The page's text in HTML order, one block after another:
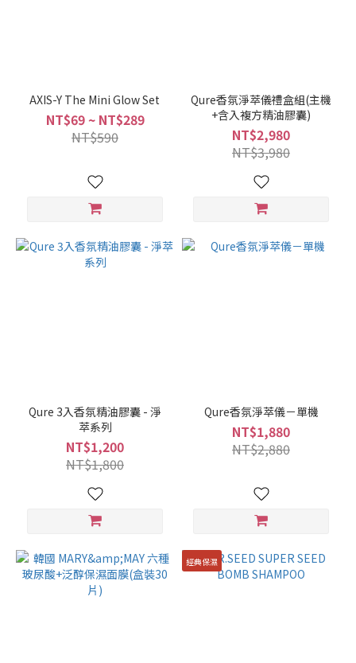
AXIS-Y The Mini Glow Set
NT$69 ~ NT$289
NT$590
Qure香氛淨萃儀禮盒組(主機
+含入複方精油膠囊)
NT$2,980
NT$3,980
Qure 3入香氛精油膠囊 - 淨
萃系列
NT$1,200
NT$1,800
Qure香氛淨萃儀－單機
NT$1,880
NT$2,880
經典保濕